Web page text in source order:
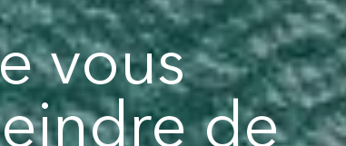
vous
de